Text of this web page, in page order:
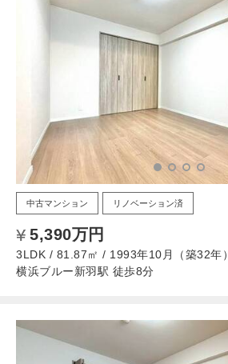
中古マンション リノベーション済
5,390万円
3LDK / 81.87㎡ / 1993年10月（築32年）
横浜ブルー新羽駅 徒歩8分